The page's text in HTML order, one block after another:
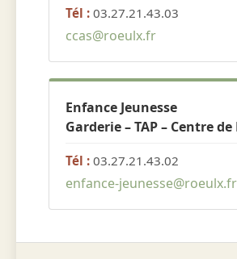
Tél : 03.27.21.43.03
ccas@roeulx.fr
Enfance Jeunesse
Garderie – TAP – Centre
Tél : 03.27.21.43.02
enfance-jeunesse@roeulx.fr